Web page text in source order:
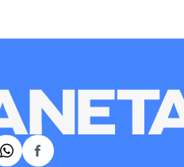
𝕏 Facebook